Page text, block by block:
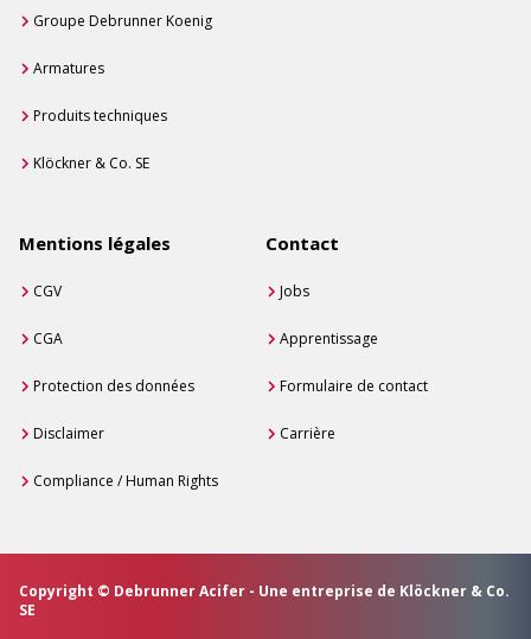
Groupe Debrunner Koenig
Armatures
Produits techniques
Klöckner & Co. SE
Mentions légales
CGV
CGA
Protection des données
Disclaimer
Compliance / Human Rights
Contact
Jobs
Apprentissage
Formulaire de contact
Carrière
Copyright © Debrunner Acifer - Une entreprise de Klöckner & Co.
SE